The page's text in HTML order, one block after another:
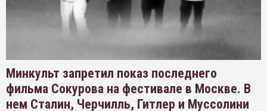
Минкульт запретил показ последнего
фильма Сокурова на фестивале в Москве. В
нем Сталин, Черчилль, Гитлер и Муссолини